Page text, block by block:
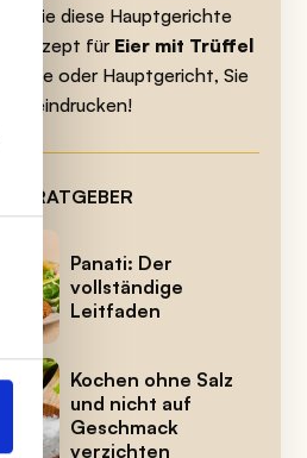
Sie diese Hauptgerichte
Rezept fürEier mit Trüffel
oder Hauptgericht, Sie
beeindrucken!
RATGEBER
Panati: Der
vollständige
Leitfaden
Kochen ohne Salz
und nicht auf
Geschmack
verzichten